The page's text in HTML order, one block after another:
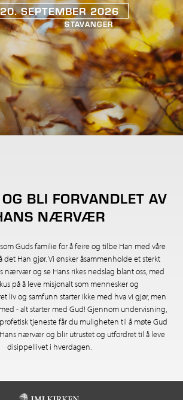
SEPTEMBER 2026
STAVANGER
BLI FORVANDLET AV
NÆRVÆR
Guds familie for å feire og tilbe Han med våre
Han gjør. Vi ønsker åsammenholde et sterkt
nærvær og se Hans rikes nedslag blant oss, med
på å leve misjonalt som mennesker og
liv og samfunn starter ikke med hva vi gjør, men
- alt starter med Gud! Gjennom undervisning,
tjeneste får du muligheten til å møte Gud
nærvær og blir utrustet og utfordret til å leve
disippellivet i hverdagen.